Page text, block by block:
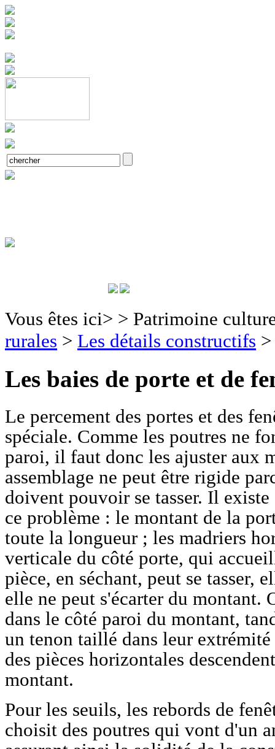
Vous êtes ici> > Patrimoine
rurales > Les détails constructifs
Les baies de porte et de
Le percement des portes et des
spéciale. Comme les poutres ne
paroi, il faut donc les ajuster aux
assemblage ne peut être rigide
doivent pouvoir se tasser. Il
ce problème : le montant de la
toute la longueur ; les madriers
verticale du côté porte, qui
pièce, en séchant, peut se tasser,
elle ne peut s'écarter du montant.
dans le côté paroi du montant,
un tenon taillé dans leur extrémité
des pièces horizontales
montant.
Pour les seuils, les rebords de
choisit des poutres qui vont d'un